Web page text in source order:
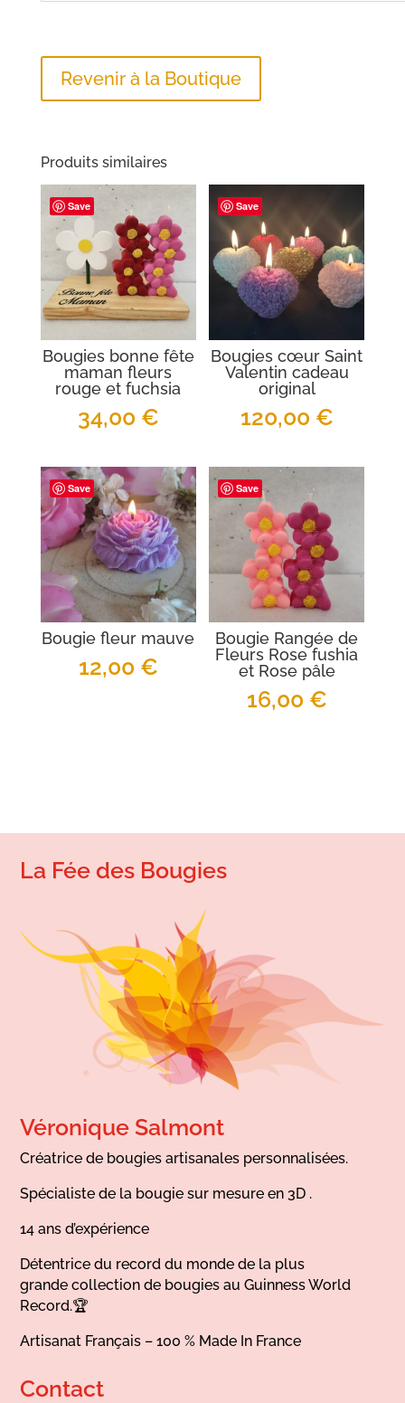
Revenir à la Boutique
Produits similaires
Save
Bougies bonne fête
maman fleurs
rouge et fuchsia
34,00 €
Save
Bougies cœur Saint
Valentin cadeau
original
120,00 €
Save
Bougie fleur mauve
12,00 €
Save
Bougie Rangée de
Fleurs Rose fushia
et Rose pâle
16,00 €
La Fée des Bougies
Véronique Salmont
Créatrice de bougies artisanales personnalisées.
Spécialiste de la bougie sur mesure en 3D .
14 ans d’expérience
Détentrice du record du monde de la plus
grande collection de bougies au Guinness World
Record.🏆
Artisanat Français – 100 % Made In France
Contact